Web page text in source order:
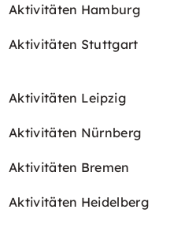
Aktivitäten Hamburg
Aktivitäten Stuttgart
Aktivitäten Leipzig
Aktivitäten Nürnberg
Aktivitäten Bremen
Aktivitäten Heidelberg